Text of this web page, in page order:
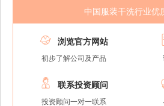
中国服装干洗行业优
 浏览官方网站
初步了解公司及产品
 联系投资顾问
投资顾问一对一联系